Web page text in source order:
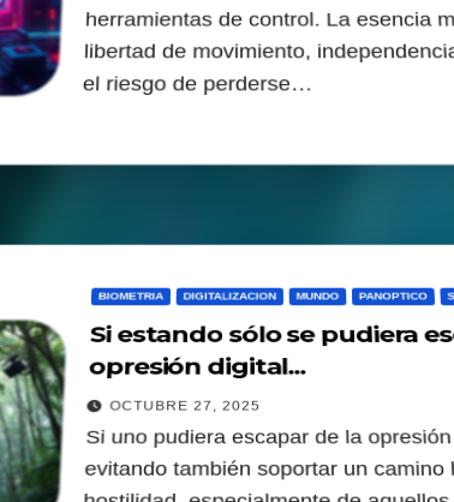
herramientas de control. La esencia
libertad de movimiento,
el riesgo de perderse…
BIOMETRIA DIGITALIZACION MUNDO PANOPTICO
Si estando sólo se pudiera
opresión digital...
OCTUBRE 27, 2025
Si uno pudiera escapar de la
evitando también soportar un camino